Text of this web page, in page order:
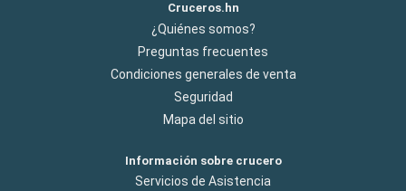
Cruceros.hn
¿Quiénes somos?
Preguntas frecuentes
Condiciones generales de venta
Seguridad
Mapa del sitio
Información sobre crucero
Servicios de Asistencia